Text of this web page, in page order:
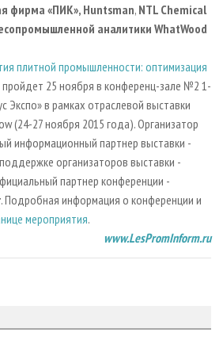
фирма «ПИК», Huntsman, NTL Chemical
аналитики WhatWood
плитной промышленности: оптимизация
пройдет 25 ноября в конференц-зале №2 1-
Экспо» в рамках отраслевой выставки
(24-27 ноября 2015 года). Организатор
информационный партнер выставки -
организаторов выставки -
партнер конференции -
. Подробная информация о конференции и
мероприятия.
www.LesPromInform.ru